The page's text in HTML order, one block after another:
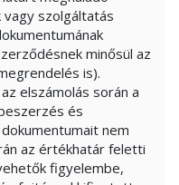
szolgáltatás
minősül az
is).
elszámolás során a
és
nem
az értékhatár feletti
figyelembe,